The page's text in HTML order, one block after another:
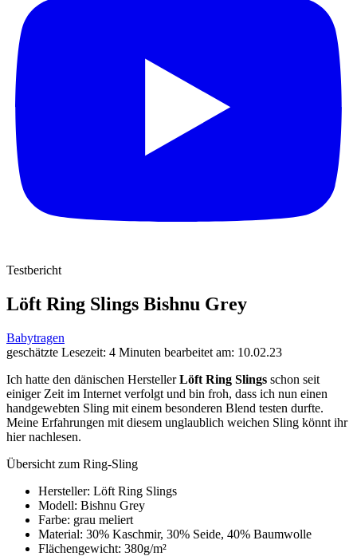
Testbericht
Löft Ring Slings Bishnu Grey
Babytragen
geschätzte Lesezeit: 4 Minuten bearbeitet am: 10.02.23
Ich hatte den dänischen HerstellerLöft Ring Slings schon seit
einiger Zeit im Internet verfolgt und bin froh, dass ich nun einen
handgewebten Sling mit einem besonderen Blend testen durfte.
Meine Erfahrungen mit diesem unglaublich weichen Sling könnt ihr
hier nachlesen.
Übersicht zum Ring-Sling
Hersteller: Löft Ring Slings
Modell: Bishnu Grey
Farbe: grau meliert
Material: 30% Kaschmir, 30% Seide, 40% Baumwolle
Flächengewicht: 380g/m²